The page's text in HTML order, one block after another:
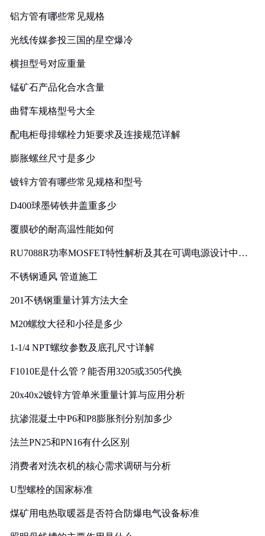
铝方管有哪些常见规格
光线传媒参投三国的星空爆冷
横担型号对应重量
锰矿石产品化合水含量
曲臂车规格型号大全
配电柜母排螺栓力矩要求及连接规范详解
膨胀螺丝尺寸是多少
镀锌方管有哪些常见规格和型号
D400球墨铸铁井盖重多少
覆膜砂的耐高温性能如何
RU7088R功率MOSFET特性解析及其在可调电源设计中的
不锈钢通风 管道施工
201不锈钢重量计算方法大全
M20螺纹大径和小径是多少
1-1/4 NPT螺纹参数及底孔尺寸详解
F1010E是什么管？能否用3205或3505代换
20x40x2镀锌方管单米重量计算与应用分析
抗渗混凝土中P6和P8膨胀剂分别加多少
法兰PN25和PN16有什么区别
消费者对洗衣机的核心需求调研与分析
U型螺栓的国家标准
煤矿用电热取暖器是否符合防爆电气设备标准